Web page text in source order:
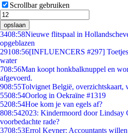
Scrollbar gebruiken
opslaan
3408:58Nieuwe flitspaal in
opgeblazen
29108:56[INFLUENCERS #297]
water
708:56Man koopt honkbalknuppel en
afgevoerd.
908:55Tolvignet België, overzichtskaart,
5508:54Oorlog in Oekraïne #1319
5208:54Hoe kom je van egels af?
808:542023: Kindermoord door Lindsay
voorbedachte rade?
3708:53Errol Keyner: Accountants